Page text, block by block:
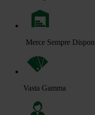
Merce Sempre
Vasta Gamma